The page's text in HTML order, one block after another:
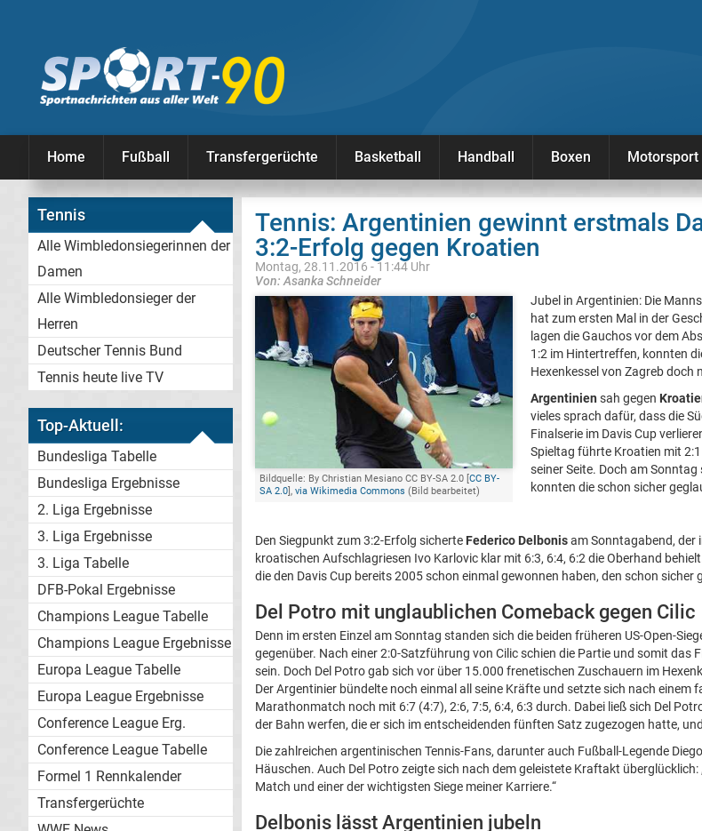
Home Fußball Transfergerüchte Basketball Handball Boxen Motorsport
Tennis
Alle Wimbledonsiegerinnen der
Damen
Alle Wimbledonsieger der
Herren
Deutscher Tennis Bund
Tennis heute live TV
Top-Aktuell:
Bundesliga Tabelle
Bundesliga Ergebnisse
2. Liga Ergebnisse
3. Liga Ergebnisse
3. Liga Tabelle
DFB-Pokal Ergebnisse
Champions League Tabelle
Champions League Ergebnisse
Europa League Tabelle
Europa League Ergebnisse
Conference League Erg.
Conference League Tabelle
Formel 1 Rennkalender
Transfergerüchte
Tennis: Argentinien gewinnt erstmals
3:2-Erfolg gegen Kroatien
Montag, 28.11.2016 - 11:44 Uhr
Von: Asanka Schneider
Bildquelle: By Christian Mesiano CC BY-SA 2.0 [CC BY-
SA 2.0], via Wikimedia Commons (Bild bearbeitet)
Jubel in Argentinien: Die
hat zum ersten Mal in der
lagen die Gauchos vor dem
1:2 im Hintertreffen, konnten
Hexenkessel von Zagreb doch
Argentinien sah gegen
vieles sprach dafür, dass die
Finalserie im Davis Cup
Spieltag führte Kroatien mit
seiner Seite. Doch am
konnten die schon sicher
Den Siegpunkt zum 3:2-Erfolg sicherte Federico Delbonisam Sonntagabend, der
kroatischen Aufschlagriesen Ivo Karlovic klar mit 6:3, 6:4, 6:2 die Oberhand
die den Davis Cup bereits 2005 schon einmal gewonnen haben, den schon sicher
Del Potro mit unglaublichen Comeback gegen Cilic
Denn im ersten Einzel am Sonntag standen sich die beiden früheren US-Open-
gegenüber. Nach einer 2:0-Satzführung von Cilic schien die Partie und somit das
sein. Doch Del Potro gab sich vor über 15.000 frenetischen Zuschauern im
Der Argentinier bündelte noch einmal all seine Kräfte und setzte sich nach einem
Marathonmatch noch mit 6:7 (4:7), 2:6, 7:5, 6:4, 6:3 durch. Dabei ließ sich Del
der Bahn werfen, die er sich im entscheidenden fünften Satz zugezogen hatte,
Die zahlreichen argentinischen Tennis-Fans, darunter auch Fußball-Legende
Häuschen. Auch Del Potro zeigte sich nach dem geleistete Kraftakt
Match und einer der wichtigsten Siege meiner Karriere.“
Delbonis lässt Argentinien jubeln